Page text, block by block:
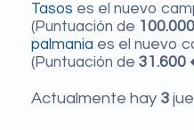
Tasos es el nuevo
(Puntuación de 100.000
palmania es el nuevo
(Puntuación de 31.600
Actualmente hay 3